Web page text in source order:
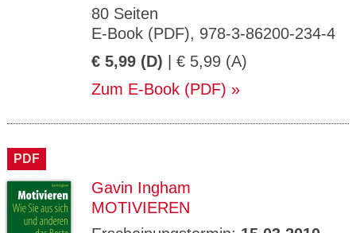
80 Seiten
E-Book (PDF), 978-3-86200-234-4
€ 5,99 (D) | € 5,99 (A)
Zum E-Book (PDF)
PDF
Gavin Ingham
MOTIVIEREN